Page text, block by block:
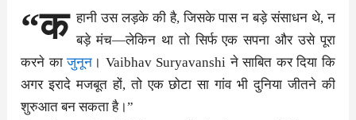
“क हानी उस लड़के की है, जिसके पास न बड़े संसाधन थे, न
बड़े मंच—लेकिन था तो सिर्फ एक सपना और उसे पूरा
करने काजुनून । Vaibhav Suryavanshi ने साबित कर दिया कि
अगर इरादे मजबूत हों, तो एक छोटा सा गांव भी दुनिया जीतने की
शुरुआत बन सकता है।”